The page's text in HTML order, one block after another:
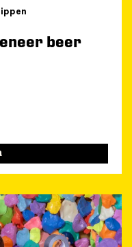
beer